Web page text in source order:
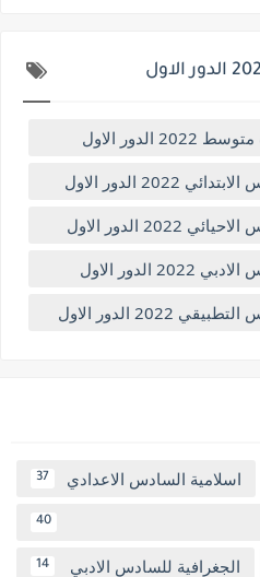
الاول
الدور الاول
الدور الاول
الاول
الدور الاول
اسلامية السادس الاعدادي 37
40
الجغرافية للسادس الادبي 14